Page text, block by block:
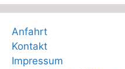
Anfahrt
Kontakt
Impressum